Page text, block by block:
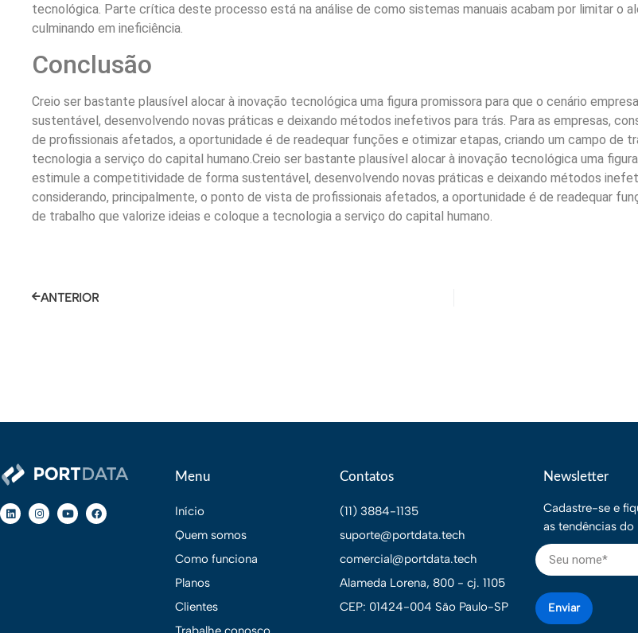
tecnológica. Parte crítica deste processo está na análise de como sistemas manuais acabam por limitar o
culminando em ineficiência.
Conclusão
Creio ser bastante plausível alocar à inovação tecnológica uma figura promissora para que o cenário
sustentável, desenvolvendo novas práticas e deixando métodos inefetivos para trás. Para as empresas,
de profissionais afetados, a oportunidade é de readequar funções e otimizar etapas, criando um campo de
tecnologia a serviço do capital humano.Creio ser bastante plausível alocar à inovação tecnológica uma
estimule a competitividade de forma sustentável, desenvolvendo novas práticas e deixando métodos
considerando, principalmente, o ponto de vista de profissionais afetados, a oportunidade é de readequar
de trabalho que valorize ideias e coloque a tecnologia a serviço do capital humano.
ANTERIOR
Menu
Início
Quem somos
Como funciona
Planos
Clientes
Contatos
(11) 3884-1135
suporte@portdata.tech
comercial@portdata.tech
Alameda Lorena, 800 - cj. 1105
CEP: 01424-004 São Paulo-SP
Newsletter
Cadastre-se e
as tendências do
Enviar